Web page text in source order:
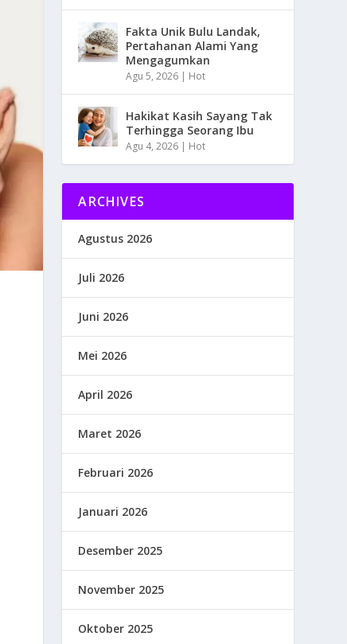
Fakta Unik Bulu Landak,
Pertahanan Alami Yang
Mengagumkan
Agu 5, 2026 | Hot
Hakikat Kasih Sayang Tak
Terhingga Seorang Ibu
Agu 4, 2026 | Hot
ARCHIVES
Agustus 2026
Juli 2026
Juni 2026
Mei 2026
April 2026
Maret 2026
Februari 2026
Januari 2026
Desember 2025
November 2025
Oktober 2025